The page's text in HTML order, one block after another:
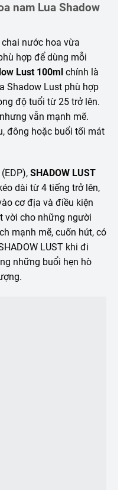
nam Lua Shadow
nước hoa vừa
hợp để dùng mỗi
Lust 100ml chính là
Shadow Lust phù hợp
độ tuổi từ 25 trở lên.
vẫn mạnh mẽ.
đông hoặc buổi tối mát
SHADOW LUST
dài từ 4 tiếng trở lên,
cơ địa và điều kiện
vời cho những người
mạnh mẽ, cuốn hút, có
LUST khi đi
những buổi hẹn hò